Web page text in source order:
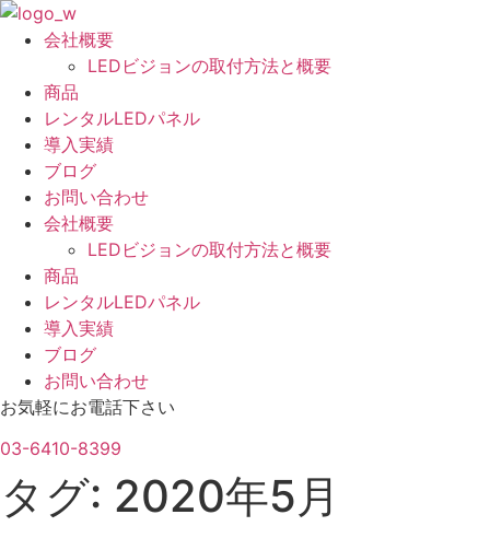
コ
会社概要
LEDビジョンの取付方法と概要
商品
レンタルLEDパネル
導入実績
ブログ
お問い合わせ
会社概要
LEDビジョンの取付方法と概要
商品
レンタルLEDパネル
導入実績
ブログ
お問い合わせ
お気軽にお電話下さい
03-6410-8399
タグ: 2020年5月